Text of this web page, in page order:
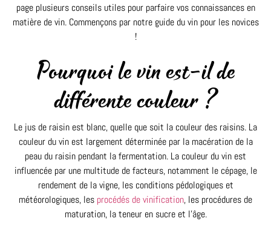
page plusieurs conseils utiles pour parfaire vos connaissances en
matière de vin. Commençons par notre guide du vin pour les novices
!
Pourquoi le vin est-il de
différente couleur ?
Le jus de raisin est blanc, quelle que soit la couleur des raisins. La
couleur du vin est largement déterminée par la macération de la
peau du raisin pendant la fermentation. La couleur du vin est
influencée par une multitude de facteurs, notamment le cépage, le
rendement de la vigne, les conditions pédologiques et
météorologiques, les procédés de vinification, les procédures de
maturation, la teneur en sucre et l’âge.